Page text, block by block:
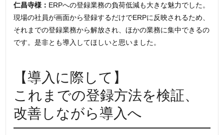
仁昌寺様： ERPへの登録業務の負荷低減も大きな魅力でした。
現場の社員が画面から登録するだけでERPに反映されるため、
それまでの登録業務から解放され、ほかの業務に集中できるの
です。是非とも導入してほしいと思いました。
【導入に際して】
これまでの登録方法を検証、
改善しながら導入へ